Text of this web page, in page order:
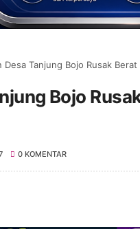
Desa Tanjung Bojo Rusak
Bojo
0 KOMENTAR